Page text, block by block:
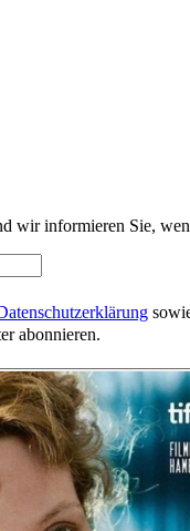
wir informieren Sie,
abonnieren.